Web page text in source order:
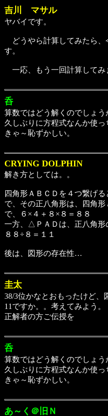
吉川 マサル
ヤバイです。
どうやら計算してみたら、
す。
一応、もう一回計算してみ
呑
算数ではどう解くのでしょう
久しぶりに方程式なんか使っ
きゃ～恥ずかしい。
CRYING DOLPHIN
解き方としては。。
四角形ＡＢＣＤを４つ繋げる
で、その正八角形は、四角
で、６×４＋８×８＝８８
一方、△ＰＡＤは、正八角形
８８÷８＝１１
後は、図形の存在性…
圭太
38/3位かなとおもったけど、
11ですか。。考えてみよう。
正解者の方ご伝授を
呑
算数ではどう解くのでしょう
久しぶりに方程式なんか使っ
きゃ～恥ずかしい。
あ～く＠旧Ｎ